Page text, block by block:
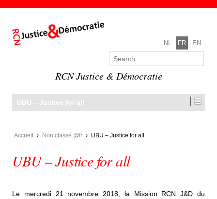
NL FR EN
RCN Justice & Démocratie
UBU – Justice for all
Accueil › Non classé @fr › UBU – Justice for all
UBU – Justice for all
Le mercredi 21 novembre 2018, la Mission RCN J&D du